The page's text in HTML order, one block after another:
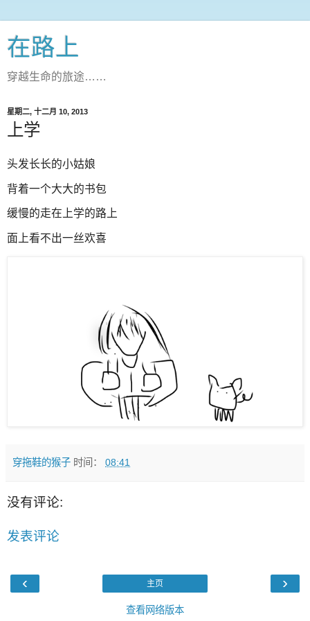
在路上
穿越生命的旅途……
星期二, 十二月 10, 2013
上学
头发长长的小姑娘
背着一个大大的书包
缓慢的走在上学的路上
面上看不出一丝欢喜
穿拖鞋的猴子 时间： 08:41
没有评论:
发表评论
‹ ›
主页
查看网络版本